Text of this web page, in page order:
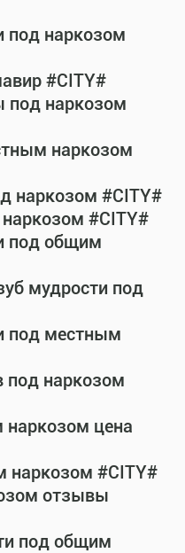
под наркозом
#CITY#
под наркозом
наркозом
наркозом #CITY#
#CITY#
под общим
мудрости под
под местным
под наркозом
цена
наркозом #CITY#
отзывы
под общим